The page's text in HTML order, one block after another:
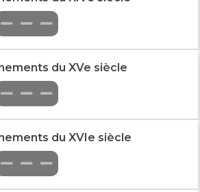
du XVe siècle
du XVIe siècle